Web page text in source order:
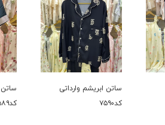
ساتن ابریشم وارداتی
کد۷۵۹۰
ساتن
کد۷۵۸۹